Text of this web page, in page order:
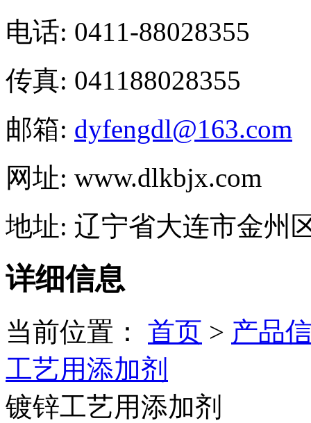
电话: 0411-88028355
传真: 041188028355
邮箱: dyfengdl@163.com
网址: www.dlkbjx.com
地址: 辽宁省大连市金州
详细信息
当前位置： 首页 > 产品
工艺用添加剂
镀锌工艺用添加剂